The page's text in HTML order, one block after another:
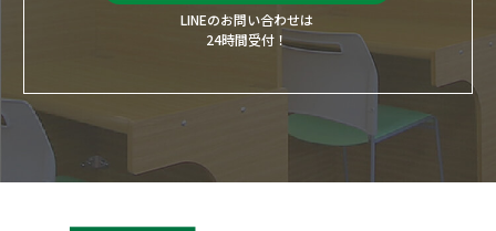
LINEのお問い合わせは
24時間受付！